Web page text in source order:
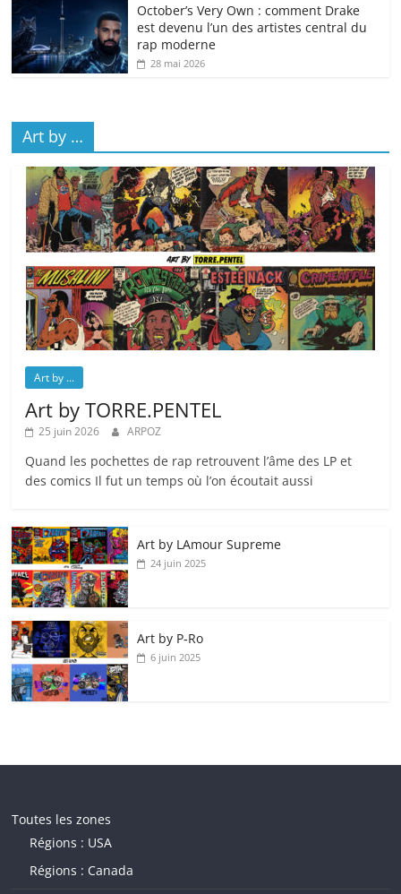
October’s Very Own : comment Drake
est devenu l’un des artistes central du
rap moderne
28 mai 2026
Art by …
Art by ...
Art by TORRE.PENTEL
25 juin 2026 ARPOZ
Quand les pochettes de rap retrouvent l’âme des LP et
des comics Il fut un temps où l’on écoutait aussi
Art by LAmour Supreme
24 juin 2025
Art by P‑Ro
6 juin 2025
Toutes les zones
Régions : USA
Régions : Canada